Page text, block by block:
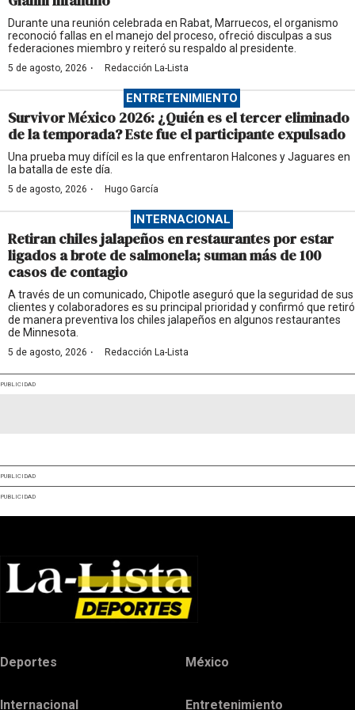
Durante una reunión celebrada en Rabat, Marruecos, el organismo
reconoció fallas en el manejo del proceso, ofreció disculpas a sus
federaciones miembro y reiteró su respaldo al presidente.
5 de agosto, 2026 · Redacción La-Lista
ENTRETENIMIENTO
Survivor México 2026: ¿Quién es el tercer eliminado
de la temporada? Este fue el participante expulsado
Una prueba muy difícil es la que enfrentaron Halcones y Jaguares en
la batalla de este día.
5 de agosto, 2026 · Hugo García
INTERNACIONAL
Retiran chiles jalapeños en restaurantes por estar
ligados a brote de salmonela; suman más de 100
casos de contagio
A través de un comunicado, Chipotle aseguró que la seguridad de sus
clientes y colaboradores es su principal prioridad y confirmó que retiró
de manera preventiva los chiles jalapeños en algunos restaurantes
de Minnesota.
5 de agosto, 2026 · Redacción La-Lista
PUBLICIDAD
PUBLICIDAD
PUBLICIDAD
Deportes México
Internacional Entretenimiento